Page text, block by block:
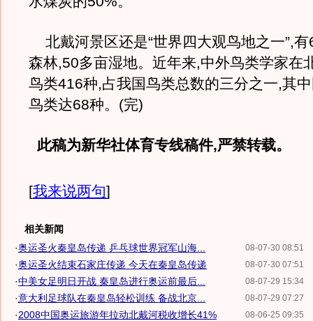
北戴河景区还是“世界四大观鸟地之一”,
森林,50多亩湿地。近年来,中外鸟类学家在
鸟类416种,占我国鸟类总数的三分之一,其
鸟类达68种。(完)
此稿为新华社体育专线稿件,严禁转载。
[我来说两句]
相关新闻
08-07-30 08:51
·奥运圣火秦皇岛传递 乒乓球世界冠军山海...
08-07-30 07:51
·奥运圣火结束石家庄传递 今天在秦皇岛传递
08-07-29 15:34
·中美女足明日开战 秦皇岛进行奥运前最后...
08-07-29 07:27
·意大利足球队在秦皇岛轻松训练 备战北京...
08-06-25 09:35
·2008中国奥运旅游年拉动北戴河税收增长41%